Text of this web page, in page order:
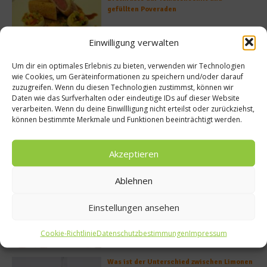
Einwilligung verwalten
Um dir ein optimales Erlebnis zu bieten, verwenden wir Technologien
wie Cookies, um Geräteinformationen zu speichern und/oder darauf
zuzugreifen. Wenn du diesen Technologien zustimmst, können wir
Daten wie das Surfverhalten oder eindeutige IDs auf dieser Website
verarbeiten. Wenn du deine Einwillligung nicht erteilst oder zurückziehst,
können bestimmte Merkmale und Funktionen beeinträchtigt werden.
Akzeptieren
Ablehnen
Einstellungen ansehen
Cookie-RichtlinieDatenschutzbestimmungenImpressum
gefüllten Poveraden
So bildet sich eine krosse
Heinz Beck im Forte Village Resort
Was ist der Unterschied zwischen Limonen